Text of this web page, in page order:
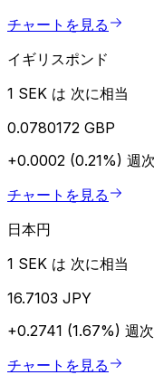
チャートを見る
イギリスポンド
1 SEK は 次に相当
0.0780172 GBP
+0.0002 (0.21%) 週次
チャートを見る
日本円
1 SEK は 次に相当
16.7103 JPY
+0.2741 (1.67%) 週次
チャートを見る